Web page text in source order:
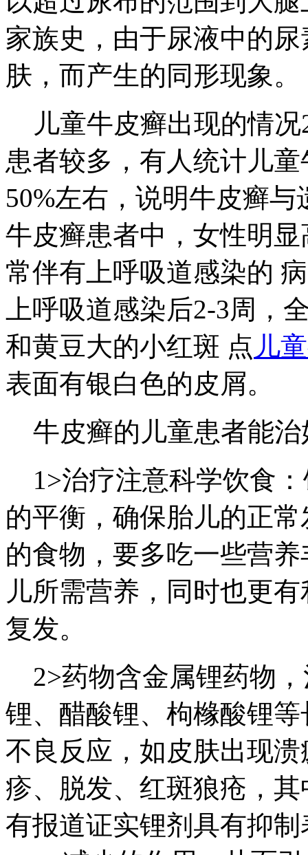
家族史，由于尿液中的
肤，而产生的同形现象。
儿童牛皮癣出现的情况
患者较多，有人统计儿
50%左右，说明牛皮癣
牛皮癣患者中，女性明
常伴有上呼吸道感染的
上呼吸道感染后2-3周，
和黄豆大的小红斑 点 儿
表面有银白色的皮屑。
牛皮癣的儿童患者能治
1>治疗注意科学饮食
的平衡，确保胎儿的正
的食物，要多吃一些营
儿所需营养，同时也更
复发。
2>药物含金属锂药物
锂、醋酸锂、枸橼酸锂
不良反应，如皮肤出现
疹、脱发、红斑狼疮，
有报道证实锂剂具有抑